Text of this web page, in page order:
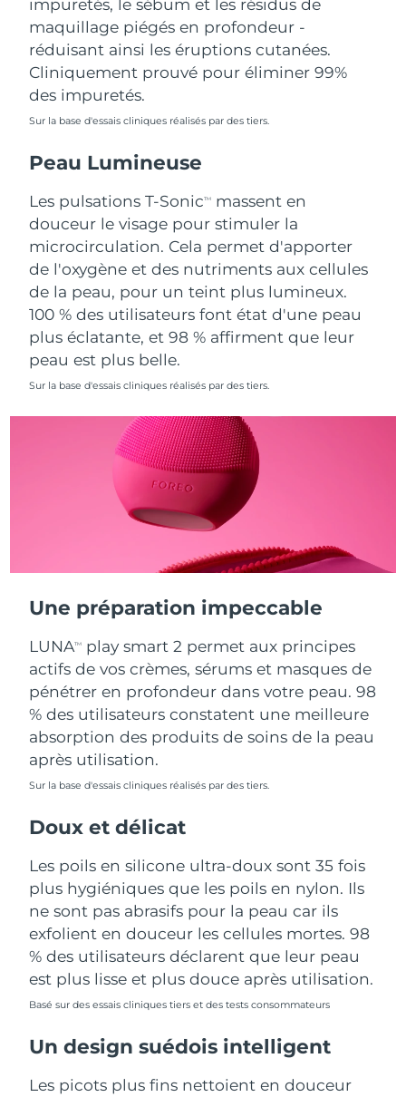
impuretés, le sébum et les résidus de
maquillage piégés en profondeur -
réduisant ainsi les éruptions cutanées.
Cliniquement prouvé pour éliminer 99%
des impuretés.
Sur la base d'essais cliniques réalisés par des tiers.
Peau Lumineuse
Les pulsations T-SonicTM
massent en
douceur le visage pour stimuler la
microcirculation. Cela permet d'apporter
de l'oxygène et des nutriments aux cellules
de la peau, pour un teint plus lumineux.
100 % des utilisateurs font état d'une peau
plus éclatante, et 98 % affirment que leur
peau est plus belle.
Sur la base d'essais cliniques réalisés par des tiers.
Une préparation impeccable
LUNATM
play smart 2 permet aux principes
actifs de vos crèmes, sérums et masques de
pénétrer en profondeur dans votre peau. 98
% des utilisateurs constatent une meilleure
absorption des produits de soins de la peau
après utilisation.
Sur la base d'essais cliniques réalisés par des tiers.
Doux et délicat
Les poils en silicone ultra-doux sont 35 fois
plus hygiéniques que les poils en nylon. Ils
ne sont pas abrasifs pour la peau car ils
exfolient en douceur les cellules mortes. 98
% des utilisateurs déclarent que leur peau
est plus lisse et plus douce après utilisation.
Basé sur des essais cliniques tiers et des tests consommateurs
Un design suédois intelligent
Les picots plus fins nettoient en douceur
Singapour Livraison estimée
Slovaquie Livraison estimée
Slovénie
Espagne Livraison estimée
Suède Livraison estimée 8/8/26
Suisse Livraison estimée8/8/26
Taïwan
Livraison estimée
Émirats arabes unis Livraison estimée
États-Unis Livraison estimée9/8/26
Ouzbékistan Livraison estimée
Viêt Nam Livraison estimée14/8/26